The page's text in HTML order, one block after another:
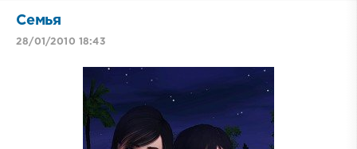
Семья
28/01/2010 18:43